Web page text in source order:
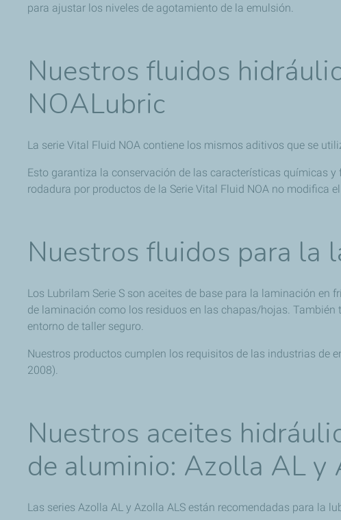
para ajustar los niveles de agotamiento de la emulsión.
Nuestros fluidos
NOALubric
La serie Vital Fluid NOA contiene los mismos aditivos que se
Esto garantiza la conservación de las características químicas
rodadura por productos de la Serie Vital Fluid NOA no modifica
Nuestros fluidos para la
Los Lubrilam Serie S son aceites de base para la laminación
de laminación como los residuos en las chapas/hojas.
entorno de taller seguro.
Nuestros productos cumplen los requisitos de las industrias de
2008).
Nuestros aceites
de aluminio: Azolla AL y
Las series Azolla AL y Azolla ALS están recomendadas para la